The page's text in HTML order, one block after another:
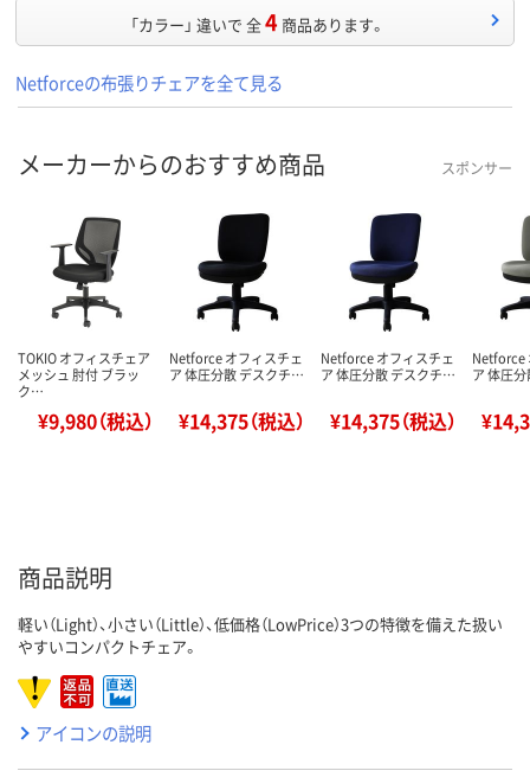
「カラー」 違いで 全4 商品あります。
Netforceの布張りチェアを全て見る
メーカーからのおすすめ商品 スポンサー
TOKIO オフィスチェア
メッシュ 肘付 ブラッ
ク…
¥9,980（税込）
Netforce オフィスチェ
ア 体圧分散 デスクチ…
¥14,375（税込）
Netforce オフィスチェ
ア 体圧分散 デスクチ…
¥14,375（税込）
Netforce
ア 体圧
商品説明
軽い（Light）、小さい（Little）、低価格（LowPrice）3つの特徴を備えた扱い
やすいコンパクトチェア。
アイコンの説明